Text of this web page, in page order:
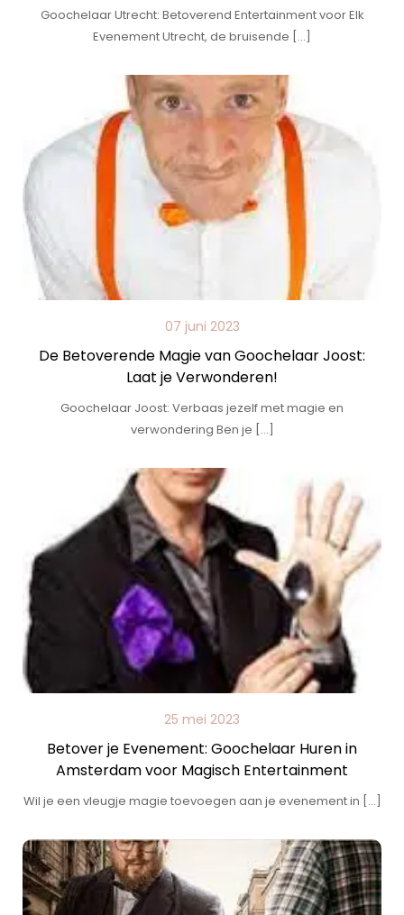
Goochelaar Utrecht: Betoverend Entertainment voor Elk
Evenement Utrecht, de bruisende […]
07 juni 2023
De Betoverende Magie van Goochelaar Joost:
Laat je Verwonderen!
Goochelaar Joost: Verbaas jezelf met magie en
verwondering Ben je […]
25 mei 2023
Betover je Evenement: Goochelaar Huren in
Amsterdam voor Magisch Entertainment
Wil je een vleugje magie toevoegen aan je evenement in […]